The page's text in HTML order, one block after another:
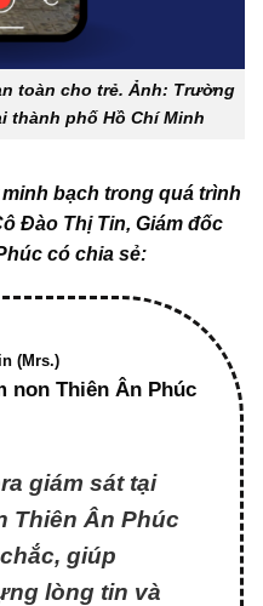
toàn cho trẻ. Ảnh: Trường
thành phố Hồ Chí Minh
bạch trong quá trình
Đào Thị Tin, Giám đốc
có chia sẻ:
(Mrs.)
non Thiên Ân Phúc
giám sát tại
Thiên Ân Phúc
giúp
lòng tin và